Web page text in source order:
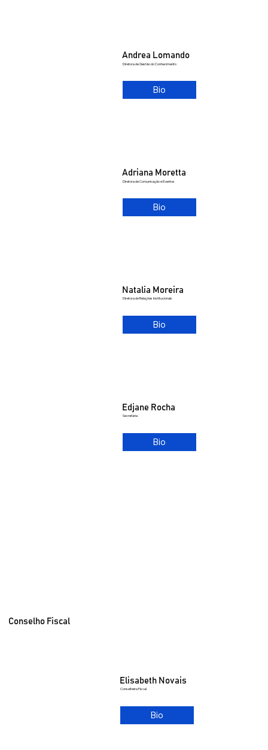
Andrea Lomando
Diretora de Gestão do Conhecimento
Bio
Adriana Moretta
Diretora de Comunicação e Eventos
Bio
Natalia Moreira
Diretora de Relações Institucionais
Bio
Edjane Rocha
Secretária
Bio
Conselho Fiscal
Elisabeth Novais
Conselheira Fiscal
Bio